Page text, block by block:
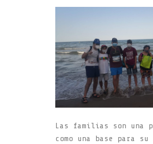
Las familias son una
como una base para